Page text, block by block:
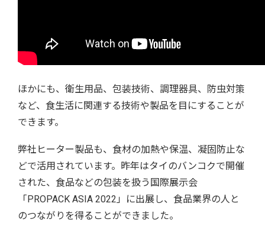
ほかにも、衛生用品、包装技術、調理器具、防虫対策
など、食生活に関連する技術や製品を目にすることが
できます。
弊社ヒーター製品も、食材の加熱や保温、凝固防止な
どで活用されています。昨年はタイのバンコクで開催
された、食品などの包装を扱う国際展示会
「PROPACK ASIA 2022」に出展し、食品業界の人と
のつながりを得ることができました。